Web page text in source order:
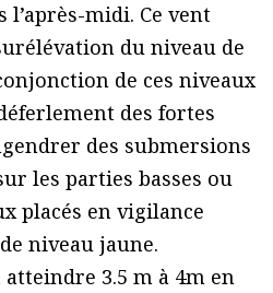
midi. Ce vent
du niveau de
de ces niveaux
des fortes
des submersions
les parties basses ou
placés en vigilance
niveau jaune.
3.5 m à 4m en